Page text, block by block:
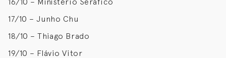
17/10 – Junho Chu
18/10 – Thiago Brado
19/10 – Flávio Vitor